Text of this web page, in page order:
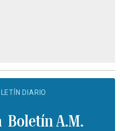
DIARIO
Boletín A.M.